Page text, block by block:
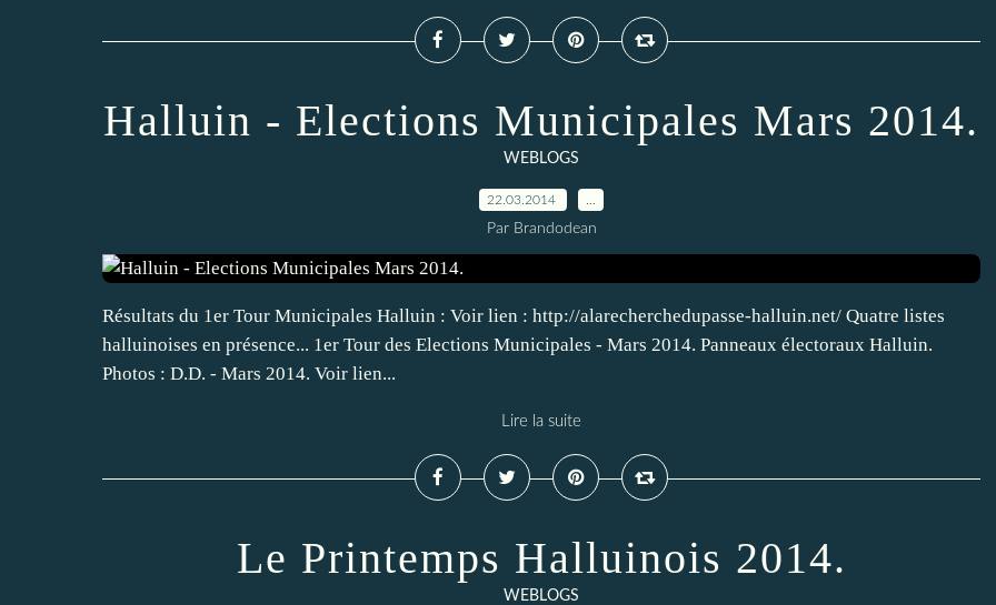
Halluin - Elections Municipales Mars 2014.
WEBLOGS
22.03.2014
Par Brandodean
Résultats du 1er Tour Municipales Halluin : Voir lien : http://alarecherchedupasse-halluin.net/ Quatre listes
halluinoises en présence... 1er Tour des Elections Municipales - Mars 2014. Panneaux électoraux Halluin.
Photos : D.D. - Mars 2014. Voir lien...
Lire la suite
Le Printemps Halluinois 2014.
WEBLOGS